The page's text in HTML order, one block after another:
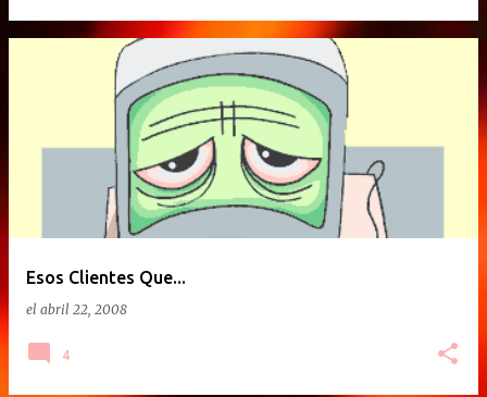
Esos Clientes Que...
el abril 22, 2008
4